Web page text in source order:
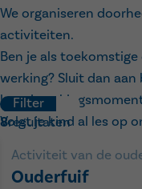
Onze school
Visie
Voor het eerst naar
Ouderraad
Praktisch
Inschrijven
Schooluren
Menu
Veelgestelde vragen
Downloads
Naschoolse
Kalender
Activiteiten
Lesvrije dagen
Nieuws
Kinderopvang
Contact
We organiseren
activiteiten.
Ben je als
werking? Sluit dan aan
Volgt je kind al les op
van onze andere
Filter
8resultaten
Activiteit van de
Ouderfuif